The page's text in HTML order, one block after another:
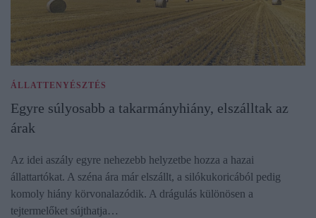
ÁLLATTENYÉSZTÉS
Egyre súlyosabb a takarmányhiány, elszálltak az
árak
Az idei aszály egyre nehezebb helyzetbe hozza a hazai
állattartókat. A széna ára már elszállt, a silókukoricából pedig
komoly hiány körvonalazódik. A drágulás különösen a
tejtermelőket sújthatja…